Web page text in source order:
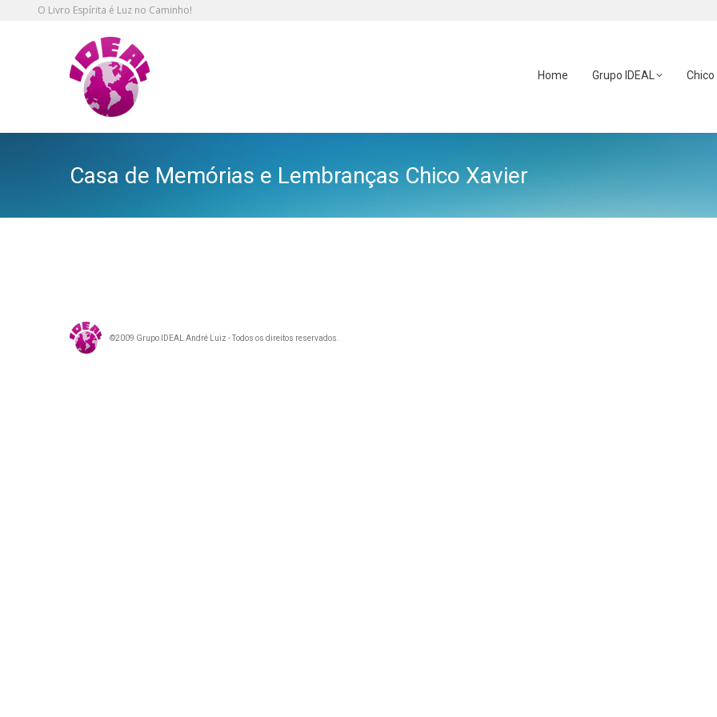
O Livro Espírita é Luz no Caminho!
Home Grupo IDEAL
Casa de Memórias e Lembranças Chico Xavier
©2009 Grupo IDEAL André Luiz - Todos os direitos reservados.